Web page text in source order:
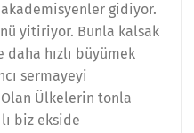
akademisyenler gidiyor.
yitiriyor. Bunla kalsak
hızlı büyümek
sermayeyi
Ülkelerin tonla
biz ekside